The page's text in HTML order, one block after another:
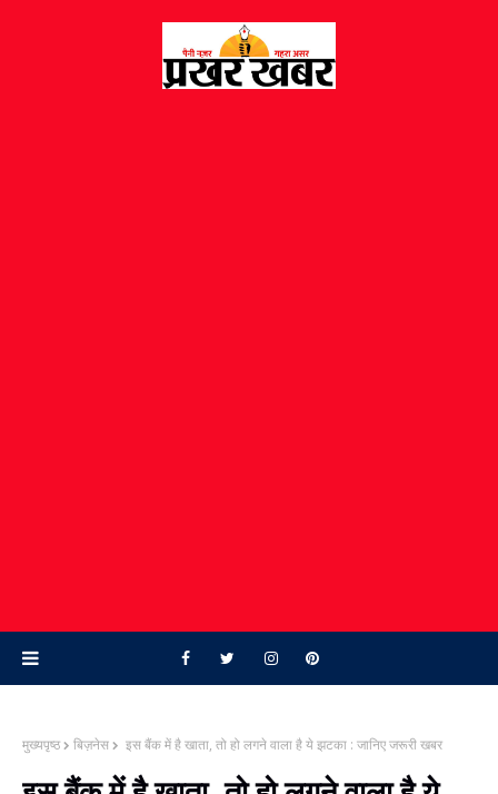
मुख्यपृष्ठ बिज़नेस इस बैंक में है खाता, तो हो लगने वाला है ये झटका : जानिए जरूरी खबर